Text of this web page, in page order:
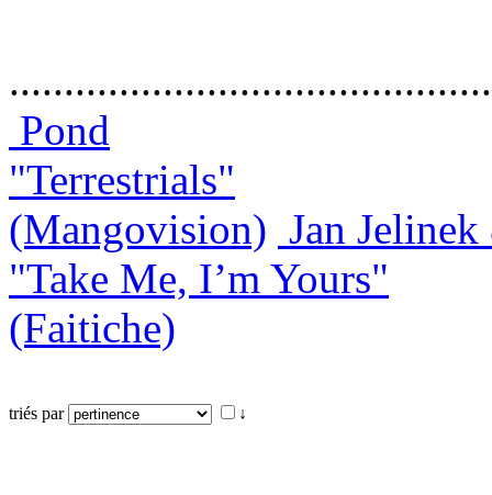
Pond
"Terrestrials"
(Mangovision) Jan
"Take Me, I’m Yours"
(Faitiche)
triés par ↓